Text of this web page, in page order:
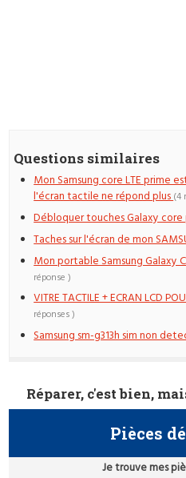
Questions similaires
Mon Samsung core LTE prime
l'écran tactile ne répond plus(4
Débloquer touches Galaxy core
Taches sur l'écran de mon
Mon portable Samsung Galaxy
réponse )
VITRE TACTILE + ECRAN LCD
réponses )
Samsung sm-g313h sim non
Réparer, c'est bien,
Pièces
Je trouve mes